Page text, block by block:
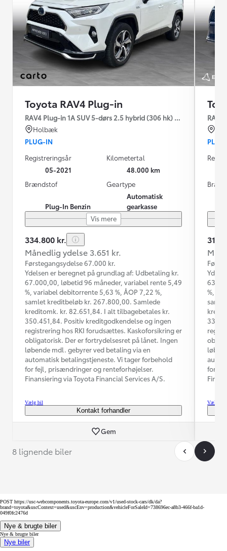
Toyota RAV4 Plug-in
RAV4 Plug-in 1A SUV 5-dørs 2.5 hybrid (306 hk) aut. gear AWD-
Holbæk
PLUG-IN
Registreringsår
05-2021
Kilometertal
48.000 km
Brændstof
Plug-In Benzin
Geartype
Automatisk
gearkasse
Vis mere
334.800 kr.
Månedlig ydelse 3.651 kr.
Førstegangsydelse 67.000 kr.
Ydelsen er beregnet på grundlag af: Udbetaling kr.
67.000,00, løbetid 96 måneder, variabel rente 5,49
%, variabel debitorrente 5,63 %, ÅOP 7,22 %,
samlet kreditbeløb kr. 267.800,00. Samlede
kreditomk. kr. 82.651,84. I alt tilbagebetales kr.
350.451,84. Positiv kreditgodkendelse og ingen
registrering hos RKI forudsættes. Kaskoforsikring er
obligatorisk. Der er fortrydelsesret på lånet. Ingen
løbende mdl. gebyrer ved betaling via en
automatisk betalingstjeneste. Vi tager forbehold
for fejl, prisændringer og renteforhøjelser.
Finansiering via Toyota Financial Services A/S.
Vælg bil
Kontakt forhandler
Gem
%,
for
Vælg bil
8 lignende biler
POST https://usc-webcomponents.toyota-europe.com/v1/used-stock-cars/dk/da?
brand=toyota&uscContext=used&uscEnv=production&vehicleForSaleId=738696ec-a8b3-466f-ba1d-
049f0fc2476d
Nye & brugte biler
Nye & brugte biler
Nye biler